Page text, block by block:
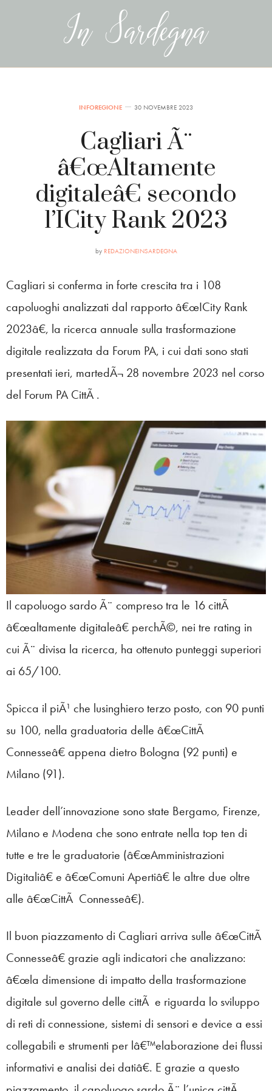
INFOREGIONE 30 NOVEMBRE 2023
Cagliari Ã¨
â€œAltamente
digitaleâ€ secondo
l’ICity Rank 2023
by REDAZIONEINSARDEGNA
Cagliari si conferma in forte crescita tra i 108
capoluoghi analizzati dal rapporto â€œICity Rank
2023â€, la ricerca annuale sulla trasformazione
digitale realizzata da Forum PA, i cui dati sono stati
presentati ieri, martedÃ¬ 28 novembre 2023 nel corso
del Forum PA CittÃ .
Il capoluogo sardo Ã¨ compreso tra le 16 cittÃ
â€œaltamente digitaleâ€ perchÃ©, nei tre rating in
cui Ã¨ divisa la ricerca, ha ottenuto punteggi superiori
ai 65/100.
Spicca il piÃ¹ che lusinghiero terzo posto, con 90 punti
su 100, nella graduatoria delle â€œCittÃ
Connesseâ€ appena dietro Bologna (92 punti) e
Milano (91).
Leader dell’innovazione sono state Bergamo, Firenze,
Milano e Modena che sono entrate nella top ten di
tutte e tre le graduatorie (â€œAmministrazioni
Digitaliâ€ e â€œComuni Apertiâ€ le altre due oltre
alle â€œCittÃ Connesseâ€).
Il buon piazzamento di Cagliari arriva sulle â€œCittÃ
Connesseâ€ grazie agli indicatori che analizzano:
â€œla dimensione di impatto della trasformazione
digitale sul governo delle cittÃ e riguarda lo sviluppo
di reti di connessione, sistemi di sensori e device a essi
collegabili e strumenti per lâ€™elaborazione dei flussi
informativi e analisi dei datiâ€. E grazie a questo